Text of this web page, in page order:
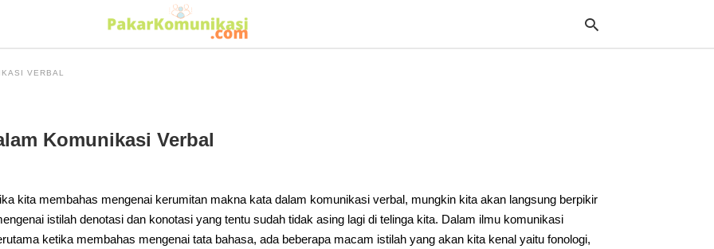
VERBAL
Komunikasi Verbal
kita membahas mengenai kerumitan makna kata dalam komunikasi verbal, mungkin kita akan langsung berpikir
istilah denotasi dan konotasi yang tentu sudah tidak asing lagi di telinga kita. Dalam ilmu komunikasi
ketika membahas mengenai tata bahasa, ada beberapa macam istilah yang akan kita kenal yaitu fonologi,